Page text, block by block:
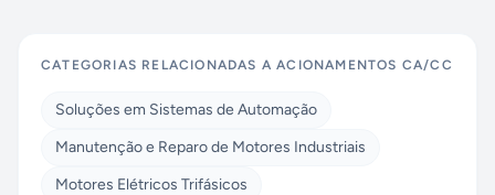
CATEGORIAS RELACIONADAS AACIONAMENTOS CA/CC
Soluções em Sistemas de Automação
Manutenção e Reparo de Motores Industriais
Motores Elétricos Trifásicos